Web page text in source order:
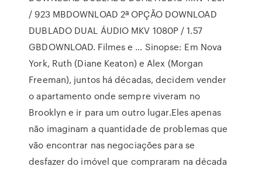
/ 923 MBDOWNLOAD 2ª OPÇÃO DOWNLOAD
DUBLADO DUAL ÁUDIO MKV 1080P / 1.57
GBDOWNLOAD. Filmes e … Sinopse: Em Nova
York, Ruth (Diane Keaton) e Alex (Morgan
Freeman), juntos há décadas, decidem vender
o apartamento onde sempre viveram no
Brooklyn e ir para um outro lugar.Eles apenas
não imaginam a quantidade de problemas que
vão encontrar nas negociações para se
desfazer do imóvel que compraram na década